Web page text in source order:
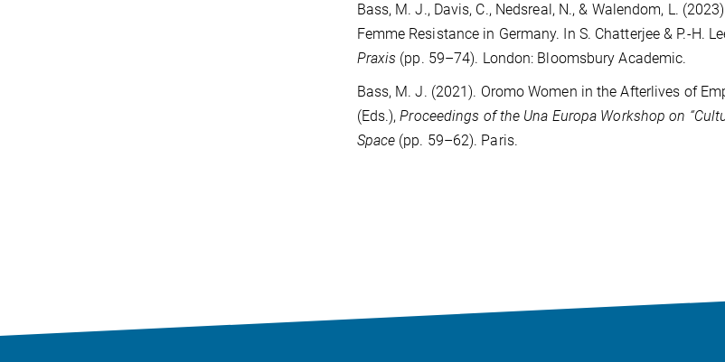
Bass, M. J., Davis, C., Nedsreal, N., & Walendom, L.
Femme Resistance in Germany. In S. Chatterjee & P.-H.
Praxis (pp. 59–74). London: Bloomsbury Academic.
Bass, M. J. (2021). Oromo Women in the Afterlives of
(Eds.),Proceedings of the Una Europa Workshop on
Space (pp. 59–62). Paris.